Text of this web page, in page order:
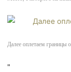
Далее оплетаем границы
"